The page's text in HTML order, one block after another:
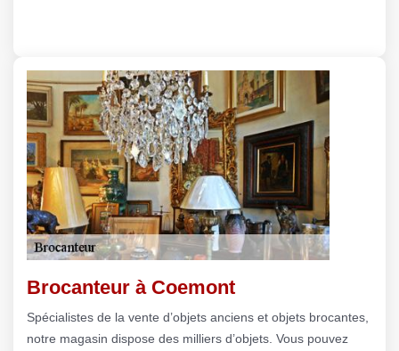
Brocanteur à Coemont
Spécialistes de la vente d’objets anciens et objets brocantes,
notre magasin dispose des milliers d’objets. Vous pouvez